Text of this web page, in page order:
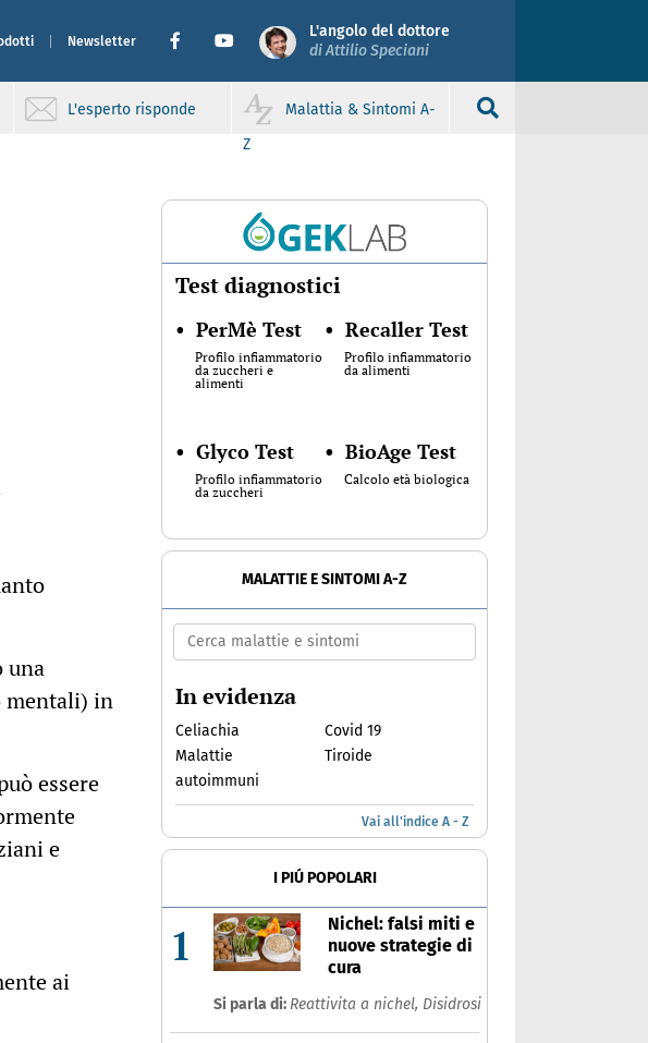
Newsletter
L'angolo del dottore
di Attilio Speciani
L'esperto risponde
Malattia & Sintomi A-
Z
una
mentali) in
essere
e
ai
Test diagnostici
• PerMè Test
Profilo infiammatorio
da zuccheri e
alimenti
• Recaller Test
Profilo infiammatorio
da alimenti
• Glyco Test
Profilo infiammatorio
da zuccheri
• BioAge Test
Calcolo età biologica
MALATTIE E SINTOMI A-Z
In evidenza
Celiachia
Covid 19
Malattie
autoimmuni
Tiroide
Vai all'indice A - Z
I PIÚ POPOLARI
1
Nichel: falsi miti e
nuove strategie di
cura
Si parla di: Reattivita a nichel, Disidrosi